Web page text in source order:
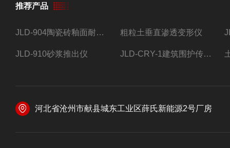
推荐产品
JLD-904陶瓷砖釉面耐磨试验仪 粗粒土垂直渗透变形仪
JLD-910砂浆推出仪 JLD-CRY-1建筑围护传热系数现场检测仪仪器
河北省沧州市献县城东工业区薛氏新能源2号厂房